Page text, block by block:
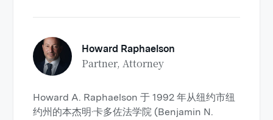
Howard Raphaelson
Partner, Attorney
Howard A. Raphaelson 于 1992 年从纽约市纽
约州的本杰明·卡多佐法学院 (Benjamin N.